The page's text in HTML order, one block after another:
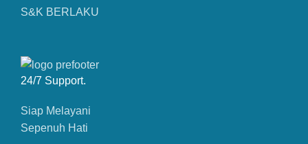
S&K BERLAKU
24/7 Support.
Siap Melayani
Sepenuh Hati